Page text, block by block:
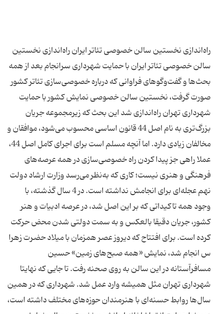
راه‌اندازی نخستین سالن خصوصی تئاتر ایران راه‌اندازی نخستین
سالن خصوصی تئاتر ایران با حمایت شهرداری سرانجام بعد از همه
بحث‌ها و گفت‌وگوهای فراوانی كه درباره خصوصی‌سازی تئاتر كشور
صورت گرفت، نخستین سالن خصوصی نمایش كشور با حمایت
شهرداری تهران راه‌اندازی شد این بحث كه زیرمجموعه جریان
بزرگ‌تری به نام اصل 44 قانون اساسی محسوب می‌شود، موافقان و
مخالفان زیادی دارد. اما آنچه مسلم است برای اجرای كامل اصل 44،
عملا راهی جز پیدا كردن راه خصوصی‌سازی در همه عرصه‌های
فرهنگی و هنری نیست؛ كاری كه به‌نظر می‌رسد وزارت ارشاد دولت
نهم عجله‌ای برای انجامش نداشته است. در 4 سال گذشته، با
وجود همه تاكیداتی كه بر این اصل شد، در عرصه ادبیات و هنر
كشور، جریان دقیقا بالعكس و به سمت دولتی شدن محض حركت
كرده است. برای افتتاح كه دیروز عصر همزمان با میلاد حضرت زهرا
س انجام شد، نمایش «همه صبح‌های زمین» حسین
مسافرآستانه در این سالن به روی صحنه رفت. تا جایی كه نهایتا
شهرداری تهران مثل همیشه وارد عمل شد. شهرداری كه در همین
سال‌ها روابط حسنه‌ای با هنرمندان حوزه‌های مختلف داشته است،